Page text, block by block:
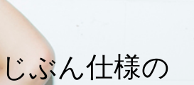
じぶん仕様の